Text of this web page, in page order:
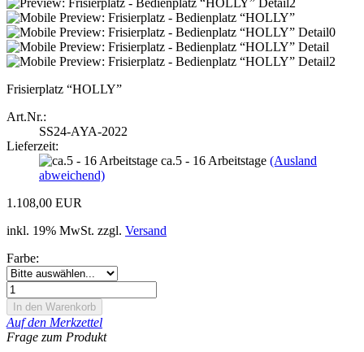
Frisierplatz “HOLLY”
Art.Nr.:
SS24-AYA-2022
Lieferzeit:
ca.5 - 16 Arbeitstage (Ausland
abweichend)
1.108,00 EUR
inkl. 19% MwSt. zzgl. Versand
Farbe:
Auf den Merkzettel
Frage zum Produkt